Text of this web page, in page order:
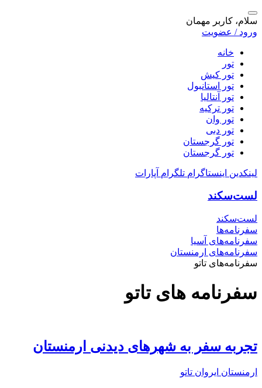
سلام، کاربر مهمان
ورود / عضویت
خانه
تور
تور کیش
تور استانبول
تور آنتالیا
تور ترکیه
تور وان
تور دبی
تور گرجستان
تور گرجستان
لینکدین اینستاگرام تلگرام آپارات
لست‌سکند
لست‌سکند
سفرنامه‌ها
سفرنامه‌های آسیا
سفرنامه‌های ارمنستان
سفرنامه‌های تاتو
سفرنامه های تاتو
تجربه سفر به شهرهای دیدنی ارمنستان
ارمنستان ایروان تاتو